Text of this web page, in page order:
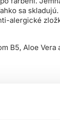
sa
alergické
B5, Aloe